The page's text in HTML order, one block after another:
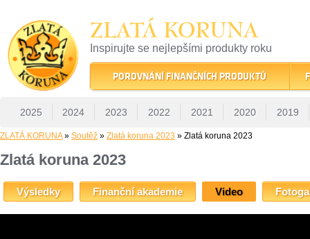
ZLATÁ KORUNA
Inspirujte se nejlepšími produkty roku
22 let tradice a kvality na finančním trhu
POROVNÁNÍ FINANČNÍCH PRODUKTŮ
2025 2024 2023 2022 2021 2020 2019
ZLATÁ KORUNA» Soutěž » Zlatá koruna 2023 » Zlatá koruna 2023
Zlatá koruna 2023
Výsledky Finanční akademie Video